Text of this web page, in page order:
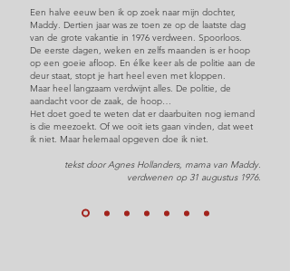
Een halve eeuw ben ik op zoek naar mijn dochter,
Maddy. Dertien jaar was ze toen ze op de laatste dag
van de grote vakantie in 1976 verdween. Spoorloos.
De eerste dagen, weken en zelfs maanden is er hoop
op een goeie afloop. En élke keer als de politie aan de
deur staat, stopt je hart heel even met kloppen.
Maar heel langzaam verdwijnt alles. De politie, de
aandacht voor de zaak, de hoop…
Het doet goed te weten dat er daarbuiten nog iemand
is die meezoekt. Of we ooit iets gaan vinden, dat weet
ik niet. Maar helemaal opgeven doe ik niet.
tekst door Agnes Hollanders, mama van Maddy.
verdwenen op 31 augustus 1976.